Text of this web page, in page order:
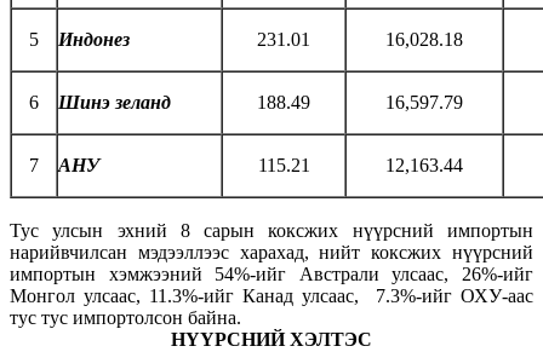
5 Индонез 231.01 16,028.18
6 Шинэ зеланд 188.49 16,597.79
7 АНУ 115.21 12,163.44
Тус улсын эхний 8 сарын коксжих нүүрсний импортын
нарийвчилсан мэдээллээс харахад, нийт коксжих нүүрсний
импортын хэмжээний 54%-ийг Австрали улсаас, 26%-ийг
Монгол улсаас, 11.3%-ийг Канад улсаас, 7.3%-ийг ОХУ-аас
тус тус импортолсон байна.
НҮҮРСНИЙ ХЭЛТЭС